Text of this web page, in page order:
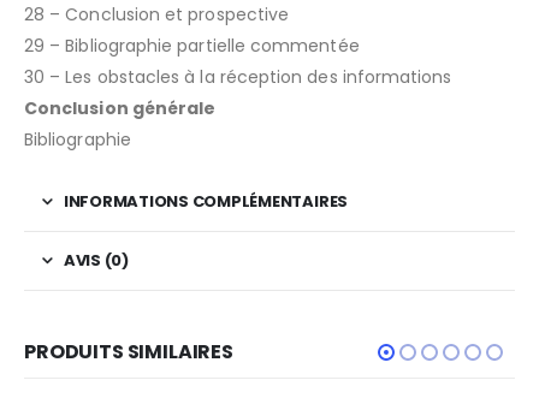
28 – Conclusion et prospective
29 – Bibliographie partielle commentée
30 – Les obstacles à la réception des informations
Conclusion générale
Bibliographie
INFORMATIONS COMPLÉMENTAIRES
AVIS (0)
PRODUITS SIMILAIRES